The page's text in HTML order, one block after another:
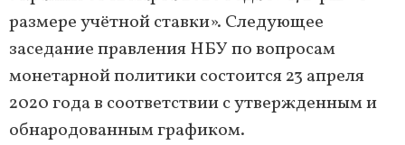
размере учётной ставки». Следующее
заседание правления НБУ по вопросам
монетарной политики состоится 23 апреля
2020 года в соответствии с утвержденным и
обнародованным графиком.